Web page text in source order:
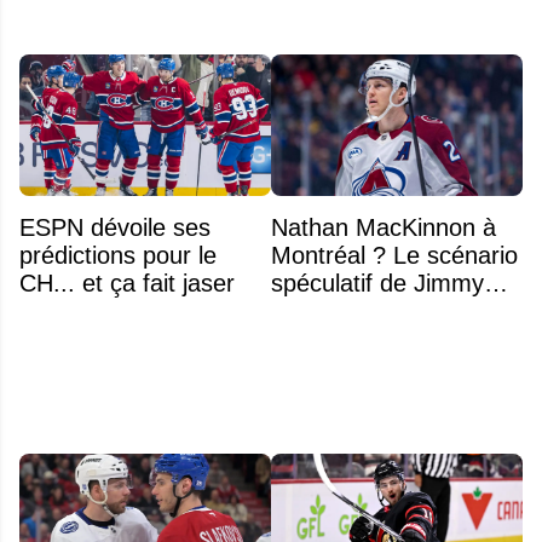
ESPN dévoile ses
prédictions pour le
CH... et ça fait jaser
Nathan MacKinnon à
Montréal ? Le scénario
spéculatif de Jimmy